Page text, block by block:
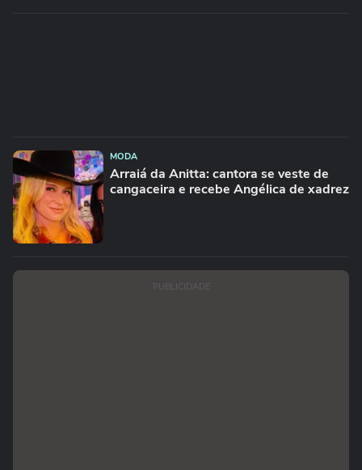
MODA
Arraiá da Anitta: cantora se veste de
cangaceira e recebe Angélica de xadrez
PUBLICIDADE